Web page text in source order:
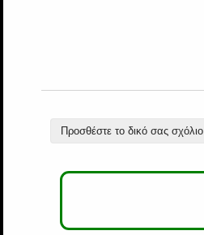
Προσθέστε το δικό σας σχόλιο